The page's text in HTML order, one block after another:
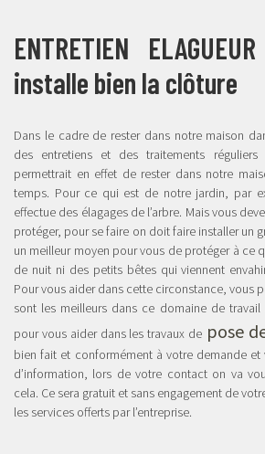
ENTRETIEN
installe bien la clôture
Dans le cadre de rester dans notre maison
des entretiens et des traitements
permettrait en effet de rester dans notre
temps. Pour ce qui est de notre jardin, par
effectue des élagages de l’arbre. Mais vous
protéger, pour se faire on doit faire installer un
un meilleur moyen pour vous de protéger à ce
de nuit ni des petits bêtes qui viennent
Pour vous aider dans cette circonstance, vous
sont les meilleurs dans ce domaine de travail
pour vous aider dans les travaux de pose
bien fait et conformément à votre demande et
d’information, lors de votre contact on va
cela. Ce sera gratuit et sans engagement de
les services offerts par l’entreprise.